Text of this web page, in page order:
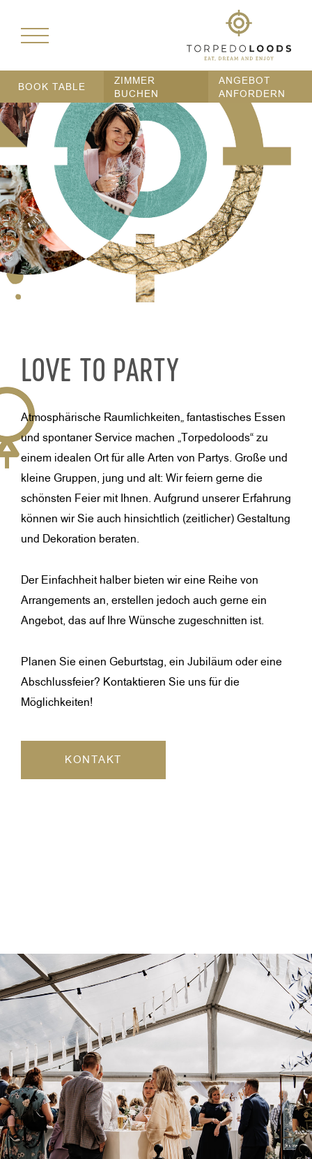
BOOK TABLE
ZIMMER
BUCHEN
ANGEBOT
ANFORDERN
LOVE TO PARTY
Atmosphärische Raumlichkeiten„ fantastisches Essen
und spontaner Service machen „Torpedoloods“ zu
einem idealen Ort für alle Arten von Partys. Große und
kleine Gruppen, jung und alt: Wir feiern gerne die
schönsten Feier mit Ihnen. Aufgrund unserer Erfahrung
können wir Sie auch hinsichtlich (zeitlicher) Gestaltung
und Dekoration beraten.
Der Einfachheit halber bieten wir eine Reihe von
Arrangements an, erstellen jedoch auch gerne ein
Angebot, das auf Ihre Wünsche zugeschnitten ist.
Planen Sie einen Geburtstag, ein Jubiläum oder eine
Abschlussfeier? Kontaktieren Sie uns für die
Möglichkeiten!
KONTAKT